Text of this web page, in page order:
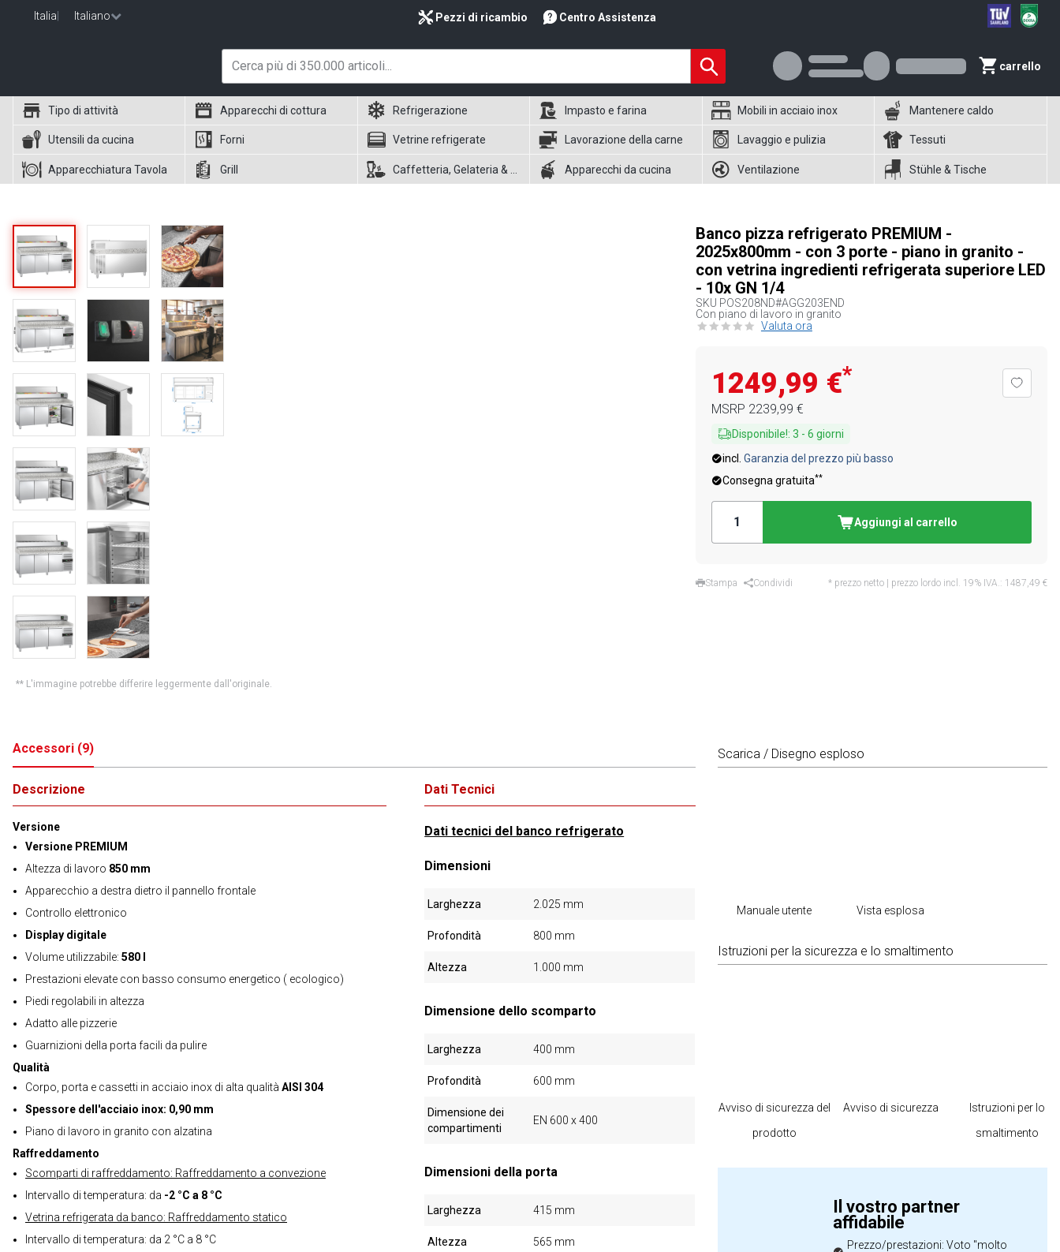
Italia Italiano Pezzi di ricambio Centro Assistenza
carrello
Tipo di attività Apparecchi di cottura Refrigerazione Impasto e farina Mobili in acciaio inox Mantenere caldo
Utensili da cucina Forni Vetrine refrigerate Lavorazione della carne Lavaggio e pulizia Tessuti
Apparecchiatura Tavola Grill Apparecchi da cucina Ventilazione Stühle & Tische
** L'immagine potrebbe differire leggermente dall'originale.
Banco pizza refrigerato PREMIUM -
2025x800mm - con 3 porte - piano in granito -
con vetrina ingredienti refrigerata superiore LED
- 10x GN 1/4
SKU POS208ND#AGG203END
Con piano di lavoro in granito
Valuta ora
1249,99 €*
MSRP 2239,99 €
Disponibile!: 3 - 6 giorni
incl. Garanzia del prezzo più basso
Consegna gratuita**
Aggiungi al carrello
Stampa Condividi * prezzo netto | prezzo lordo incl. 19% IVA.: 1487,49 €
Accessori (9)
Descrizione
Versione
Versione PREMIUM
Altezza di lavoro 850 mm
Apparecchio a destra dietro il pannello frontale
Controllo elettronico
Display digitale
Volume utilizzabile: 580 l
Prestazioni elevate con basso consumo energetico ( ecologico)
Piedi regolabili in altezza
Adatto alle pizzerie
Guarnizioni della porta facili da pulire
Qualità
Corpo, porta e cassetti in acciaio inox di alta qualità AISI 304
Spessore dell'acciaio inox: 0,90 mm
Piano di lavoro in granito con alzatina
Raffreddamento
Scomparti di raffreddamento: Raffreddamento a convezione
Intervallo di temperatura: da -2 °C a 8 °C
Vetrina refrigerata da banco: Raffreddamento statico
Intervallo di temperatura: da 2 °C a 8 °C
Dati Tecnici
Dati tecnici del banco refrigerato
Dimensioni
Larghezza 2.025 mm
Profondità 800 mm
Altezza 1.000 mm
Dimensione dello scomparto
Larghezza 400 mm
Profondità 600 mm
Dimensione dei
compartimenti
EN 600 x 400
Dimensioni della porta
Larghezza 415 mm
Altezza 565 mm
Scarica / Disegno esploso
Manuale utente Vista esplosa
Istruzioni per la sicurezza e lo smaltimento
Avviso di sicurezza del
prodotto
Avviso di sicurezza
Istruzioni per lo
smaltimento
Il vostro partner
affidabile
Prezzo/prestazioni: Voto "molto